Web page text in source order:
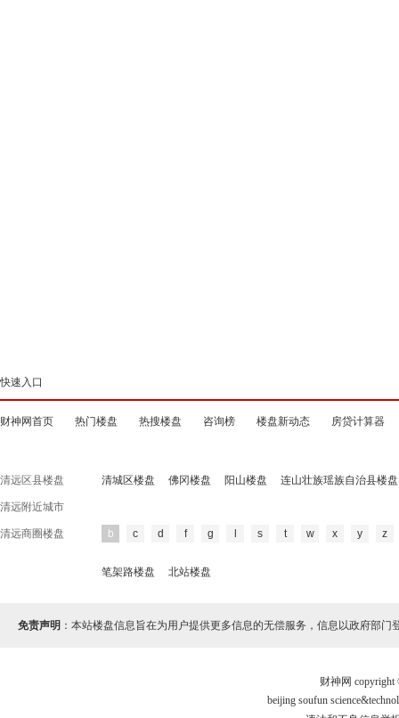
快速入口
财神网首页 热门楼盘 热搜楼盘 咨询榜 楼盘新动态 房贷计算器
清远区县楼盘 清城区楼盘 佛冈楼盘 阳山楼盘 连山壮族瑶族自治县楼盘
清远附近城市
清远商圈楼盘 b c d f g s t w x y z
笔架路楼盘 北站楼盘
免责声明 ：本站楼盘信息旨在为用户提供更多信息的无偿服务，信息以政府部门
财神网
beijing soufun